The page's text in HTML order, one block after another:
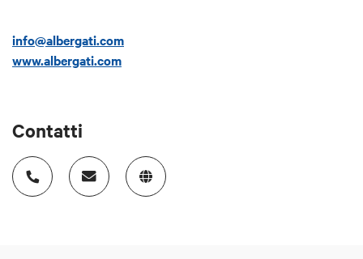
di musica colta, sacra e popolare.
info@albergati.com
www.albergati.com
Contatti